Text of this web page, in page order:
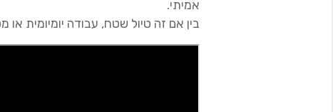
אמיתי.
בין אם זה טיול שטח, עבודה יומיומית